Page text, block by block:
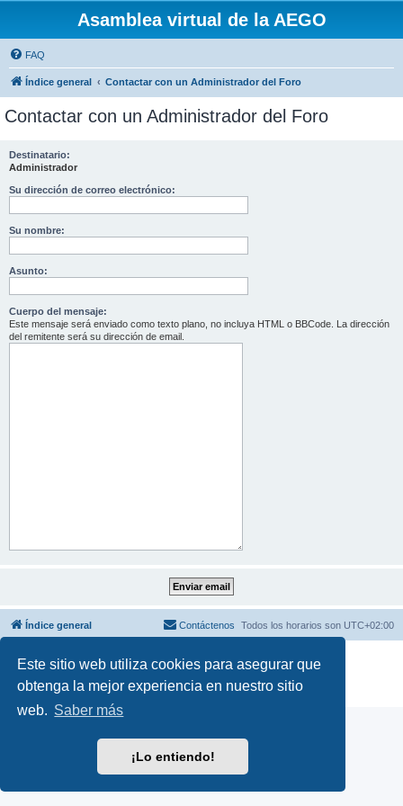
Este sitio web utiliza cookies para asegurar que
obtenga la mejor experiencia en nuestro sitio
web. Saber más
¡Lo entiendo!
Asamblea virtual de la AEGO
FAQ
Índice general Contactar con un Administrador del Foro
Contactar con un Administrador del Foro
Destinatario:
Administrador
Su dirección de correo electrónico:
Su nombre:
Asunto:
Cuerpo del mensaje:
Este mensaje será enviado como texto plano, no incluya HTML o BBCode. La dirección
del remitente será su dirección de email.
Índice general Todos los horarios son UTC+02:00
Contáctenos
Desarrollado por phpBB ® Forum Software © phpBB Limited
Traducción al español por
phpBB España
Privacidad|Condiciones